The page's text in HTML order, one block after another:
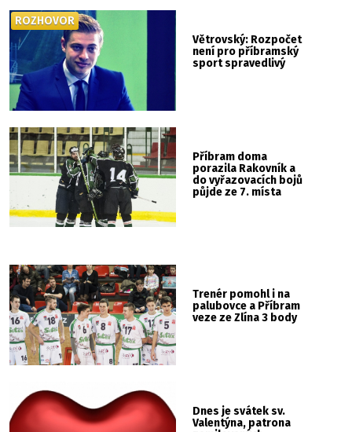
Větrovský: Rozpočet
není pro příbramský
sport spravedlivý
ROZHOVOR
Příbram doma
porazila Rakovník a
do vyřazovacích bojů
půjde ze 7. místa
Trenér pomohl i na
palubovce a Příbram
veze ze Zlína 3 body
Dnes je svátek sv.
Valentýna, patrona